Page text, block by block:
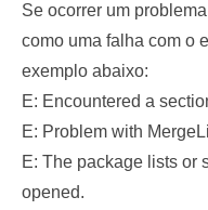
Se ocorrer um
como uma falha com o
exemplo abaixo:
E: Encountered a
E: Problem with
E: The package lists or
opened.